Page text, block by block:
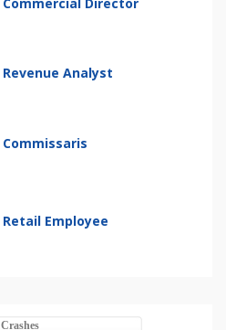
Revenue Analyst
Commissaris
Retail Employee
Crashes